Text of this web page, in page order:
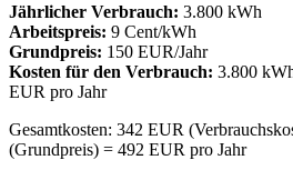
Jährlicher Verbrauch: 3.800 kWh
Arbeitspreis: 9 Cent/kWh
Grundpreis: 150 EUR/Jahr
Kosten für den Verbrauch: 3.800
EUR pro Jahr
Gesamtkosten: 342 EUR
(Grundpreis) = 492 EUR pro Jahr